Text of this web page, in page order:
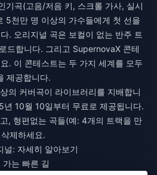
기곡(고음/저음 키, 스크롤 가사, 실시
5천만 명 이상의 가수들에게 첫 선을
. 오리지널 곡은 보컬이 없는 반주 트
드합니다. 그리고 SupernovaX 콘테
. 이 콘테스트는 두 가지 세계를 모두
제공합니다.
의 커버곡이 라이브러리를 지배합니
10월 10일부터 무료로 제공됩니다.
, 형편없는 곡들(예: 4개의 트랙을 만
제하세요.
널: 자세히 알아보기
는 빠른 길